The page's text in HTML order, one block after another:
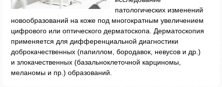
патологических изменений
новообразований на коже под многократным увеличением
цифрового или оптического дерматоскопа. Дерматоскопия
применяется для дифференциальной диагностики
доброкачественных (папиллом, бородавок, невусов и др.)
и злокачественных (базальноклеточной карциномы,
меланомы и пр.) образований.